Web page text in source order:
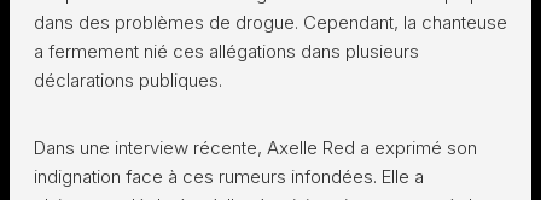
dans des problèmes de drogue. Cependant, la chanteuse
a fermement nié ces allégations dans plusieurs
déclarations publiques.
Dans une interview récente, Axelle Red a exprimé son
indignation face à ces rumeurs infondées. Elle a